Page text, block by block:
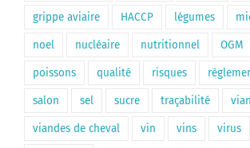
grippe aviaire HACCP légumes
noel nucléaire nutritionnel OGM
poissons qualité risques
salon sel sucre traçabilité
viandes de cheval vin vins virus